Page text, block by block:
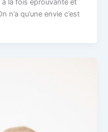
la fois éprouvante et
n’a qu’une envie c’est